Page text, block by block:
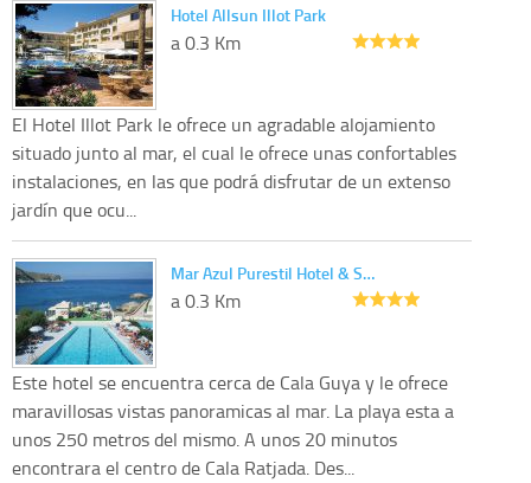
Hotel Allsun Illot Park
a 0.3 Km
El Hotel Illot Park le ofrece un agradable alojamiento
situado junto al mar, el cual le ofrece unas confortables
instalaciones, en las que podrá disfrutar de un extenso
jardín que ocu...
Mar Azul Purestil Hotel & S…
a 0.3 Km
Este hotel se encuentra cerca de Cala Guya y le ofrece
maravillosas vistas panoramicas al mar. La playa esta a
unos 250 metros del mismo. A unos 20 minutos
encontrara el centro de Cala Ratjada. Des...